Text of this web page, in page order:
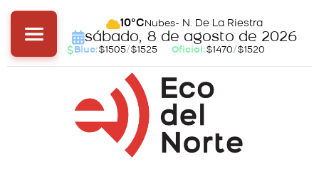
10°C Nubes- N. De La Riestra
sábado, 8 de agosto de 2026
Blue:$1505/$1525 Oficial:$1470/$1520